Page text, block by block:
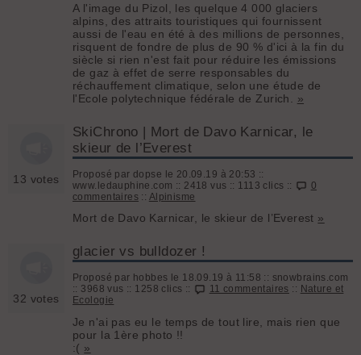
A l'image du Pizol, les quelque 4 000 glaciers
alpins, des attraits touristiques qui fournissent
aussi de l'eau en été à des millions de personnes,
risquent de fondre de plus de 90 % d'ici à la fin du
siècle si rien n'est fait pour réduire les émissions
de gaz à effet de serre responsables du
réchauffement climatique, selon une étude de
l'Ecole polytechnique fédérale de Zurich. »
13 votes
SkiChrono | Mort de Davo Karnicar, le
skieur de l’Everest
Proposé par dopse le 20.09.19 à 20:53 ::
www.ledauphine.com :: 2418 vus :: 1113 clics ::
0
commentaires :: Alpinisme
Mort de Davo Karnicar, le skieur de l’Everest »
32 votes
glacier vs bulldozer !
Proposé par hobbes le 18.09.19 à 11:58 :: snowbrains.com
:: 3968 vus :: 1258 clics ::
11 commentaires :: Nature et
Ecologie
Je n'ai pas eu le temps de tout lire, mais rien que
pour la 1ère photo !!
:( »